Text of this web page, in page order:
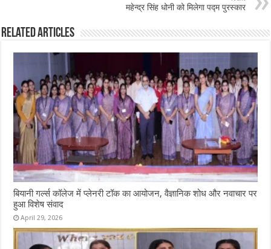
महेन्द्र सिंह धोनी को मिलेगा पद्म पुरस्कार
Related Articles
बियानी गर्ल्स कॉलेज में प्लेनरी टॉक का आयोजन, वैज्ञानिक शोध और नवाचार पर
हुआ विशेष संवाद
April 29, 2026